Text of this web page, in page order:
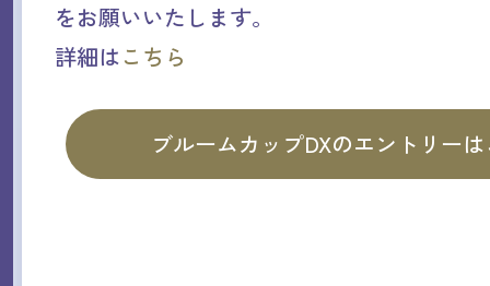
をお願いいたします。
詳細はこちら
ブルームカップDXのエントリー